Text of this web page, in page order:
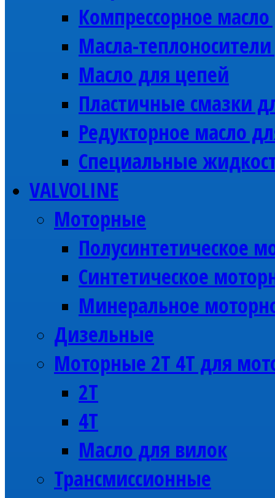
Компрессорное
Масла-
Масло для цепей
Пластичные смазки
Редукторное масло
Специальные
VALVOLINE
Моторные
Полусинтетическое
Синтетическое
Минеральное
Дизельные
Моторные 2Т 4Т для
2Т
4Т
Масло для вилок
Трансмиссионные